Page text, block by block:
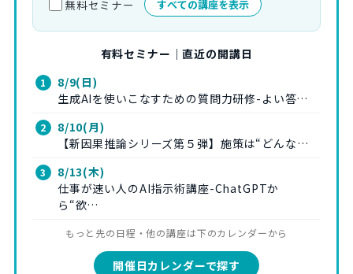
無料セミナー
すべての講座を表示
有料セミナー｜直近の開講日
8/9(日)
生成AIを使いこなすための質問力研修-よい答…
8/10(月)
【新因果推論シリーズ第５弾】施策は“どんな…
8/13(木)
仕事が速い人のAI指示術講座-ChatGPTか
ら“欲…
もっと先の日程・他の講座は下のカレンダーから
開催日カレンダーで探す